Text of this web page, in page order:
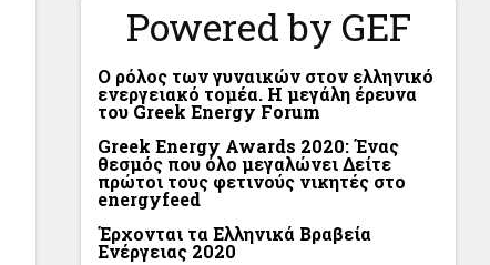
Powered by GEF
Ο ρόλος των γυναικών στον ελληνικό
ενεργειακό τομέα. Η μεγάλη έρευνα
του Greek Energy Forum
Greek Energy Awards 2020: Ένας
θεσμός που όλο μεγαλώνει Δείτε
πρώτοι τους φετινούς νικητές στο
energyfeed
Έρχονται τα Ελληνικά Βραβεία
Ενέργειας 2020